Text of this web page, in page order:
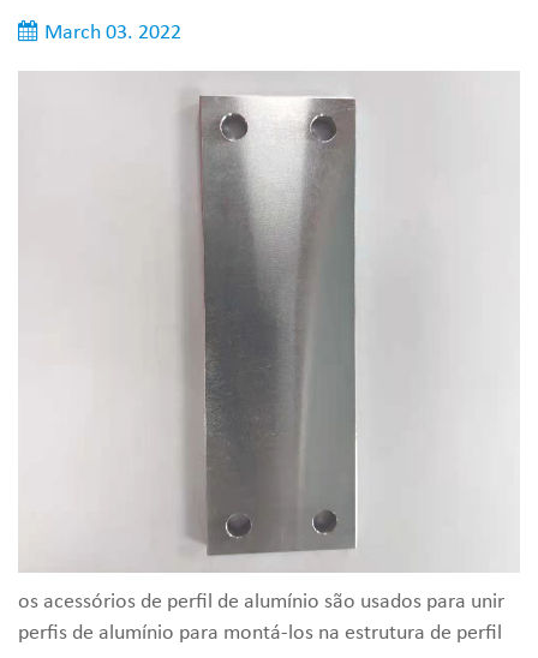
March 03. 2022
os acessórios de perfil de alumínio são usados para unir
perfis de alumínio para montá-los na estrutura de perfil